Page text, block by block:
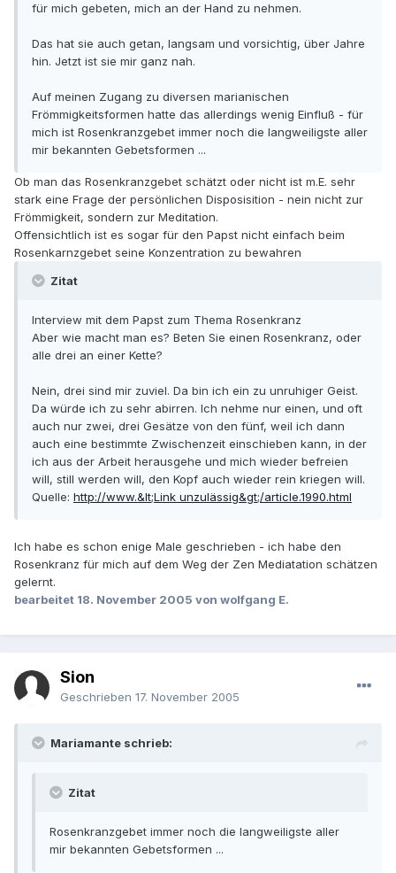
für mich gebeten, mich an der Hand zu nehmen.
Das hat sie auch getan, langsam und vorsichtig, über Jahre
hin. Jetzt ist sie mir ganz nah.
Auf meinen Zugang zu diversen marianischen
Frömmigkeitsformen hatte das allerdings wenig Einfluß - für
mich ist Rosenkranzgebet immer noch die langweiligste aller
mir bekannten Gebetsformen ...
Ob man das Rosenkranzgebet schätzt oder nicht ist m.E. sehr
stark eine Frage der persönlichen Disposisition - nein nicht zur
Frömmigkeit, sondern zur Meditation.
Offensichtlich ist es sogar für den Papst nicht einfach beim
Rosenkarnzgebet seine Konzentration zu bewahren
Zitat
Interview mit dem Papst zum Thema Rosenkranz
Aber wie macht man es? Beten Sie einen Rosenkranz, oder
alle drei an einer Kette?
Nein, drei sind mir zuviel. Da bin ich ein zu unruhiger Geist.
Da würde ich zu sehr abirren. Ich nehme nur einen, und oft
auch nur zwei, drei Gesätze von den fünf, weil ich dann
auch eine bestimmte Zwischenzeit einschieben kann, in der
ich aus der Arbeit herausgehe und mich wieder befreien
will, still werden will, den Kopf auch wieder rein kriegen will.
Quelle: http://www.&lt;Link unzulässig&gt;/article.1990.html
Ich habe es schon enige Male geschrieben - ich habe den
Rosenkranz für mich auf dem Weg der Zen Mediatation schätzen
gelernt.
bearbeitet 18. November 2005 von wolfgang E.
Sion
Geschrieben 17. November 2005
Mariamante schrieb:
Zitat
Rosenkranzgebet immer noch die langweiligste aller
mir bekannten Gebetsformen ...